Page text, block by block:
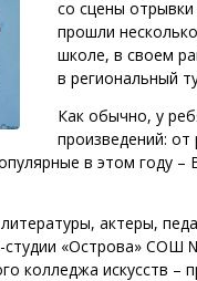
со сцены
прошли
школе, в своем
в региональный
Как обычно, у
произведений: от
в этом году
актеры,
студии «Острова» СОШ
колледжа искусств –